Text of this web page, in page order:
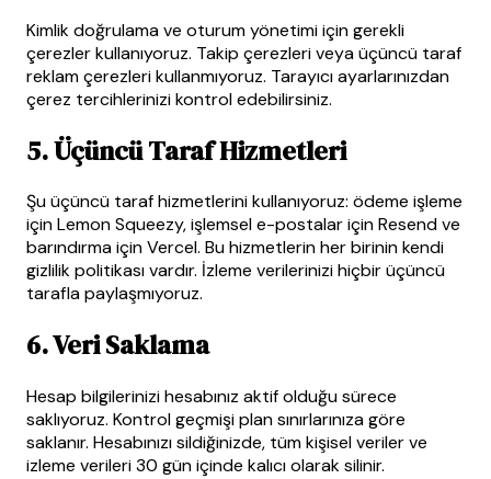
Kimlik doğrulama ve oturum yönetimi için gerekli
çerezler kullanıyoruz. Takip çerezleri veya üçüncü taraf
reklam çerezleri kullanmıyoruz. Tarayıcı ayarlarınızdan
çerez tercihlerinizi kontrol edebilirsiniz.
5. Üçüncü Taraf Hizmetleri
Şu üçüncü taraf hizmetlerini kullanıyoruz: ödeme işleme
için Lemon Squeezy, işlemsel e-postalar için Resend ve
barındırma için Vercel. Bu hizmetlerin her birinin kendi
gizlilik politikası vardır. İzleme verilerinizi hiçbir üçüncü
tarafla paylaşmıyoruz.
6. Veri Saklama
Hesap bilgilerinizi hesabınız aktif olduğu sürece
saklıyoruz. Kontrol geçmişi plan sınırlarınıza göre
saklanır. Hesabınızı sildiğinizde, tüm kişisel veriler ve
izleme verileri 30 gün içinde kalıcı olarak silinir.